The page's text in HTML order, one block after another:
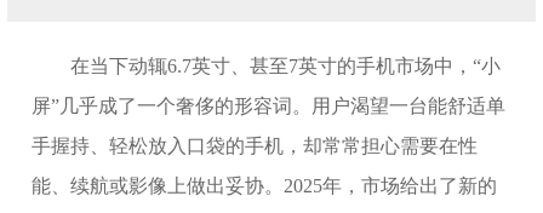
在当下动辄6.7英寸、甚至7英寸的手机市场中，“小
屏”几乎成了一个奢侈的形容词。用户渴望一台能舒适单
手握持、轻松放入口袋的手机，却常常担心需要在性
能、续航或影像上做出妥协。2025年，市场给出了新的